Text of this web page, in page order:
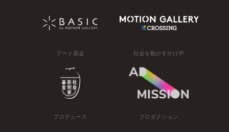
アート基金 社会を動かすかけ声
プロデュース プロダクション